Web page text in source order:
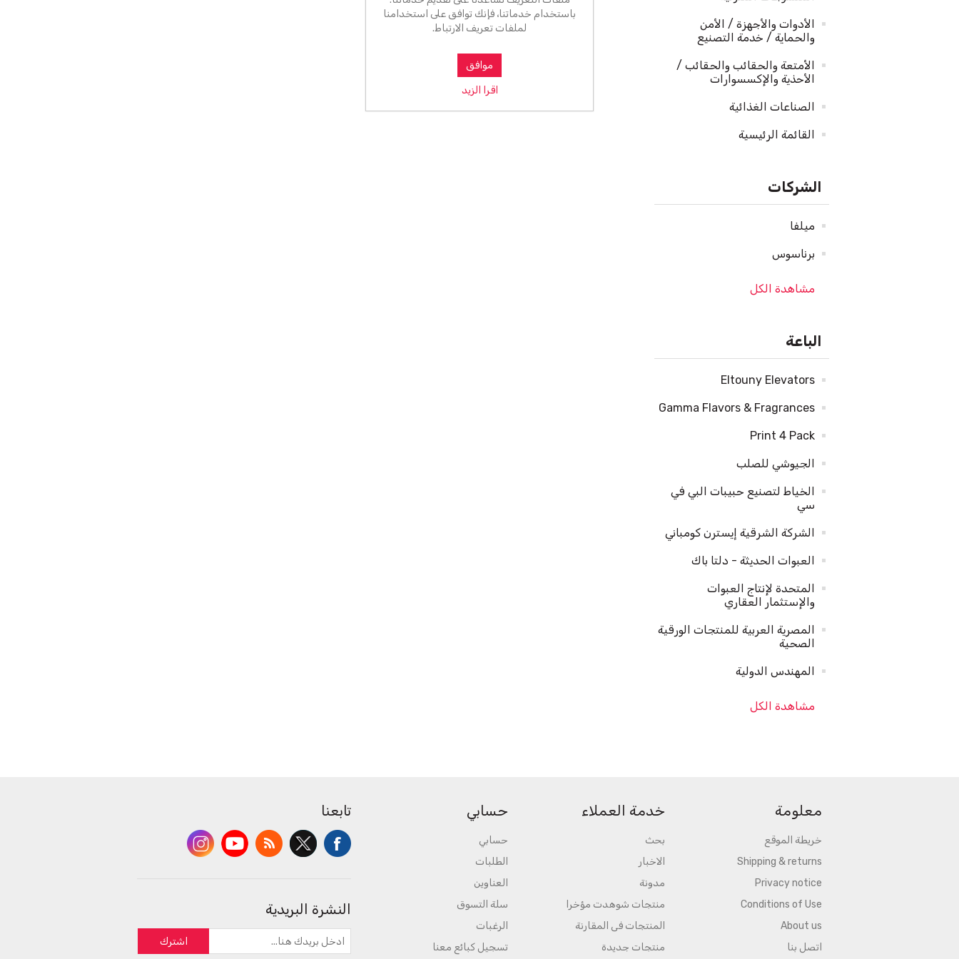
الأدوات والأجهزة / الأمن
والحماية / خدمة التصنيع
الأمتعة والحقائب والحقائب /
الأحذية والإكسسوارات
الصناعات الغذائية
القائمة الرئيسية
الشركات
ميلفا
برناسوس
مشاهدة الكل
الباعة
Eltouny Elevators
Gamma Flavors & Fragrances
Print 4 Pack
الجيوشي للصلب
الخياط لتصنيع حبيبات البي في
سي
الشركة الشرقية إيسترن كومباني
العبوات الحديثة - دلتا باك
المتحدة لإنتاج العبوات
والإستثمار العقاري
المصرية العربية للمنتجات الورقية
الصحية
المهندس الدولية
مشاهدة الكل
معلومة
خريطة الموقع
Shipping & returns
Privacy notice
Conditions of Use
About us
اتصل بنا
خدمة العملاء
بحث
الاخبار
مدونة
منتجات شوهدت مؤخرا
المنتجات فى المقارنة
منتجات جديدة
حسابي
حسابي
الطلبات
العناوين
سلة التسوق
الرغبات
تسجيل كبائع معنا
تابعنا
النشرة البريدية
اشترك
باستخدام خدماتنا، فإنك توافق على استخدامنا
لملفات تعريف الارتباط.
موافق
اقرا الزيد